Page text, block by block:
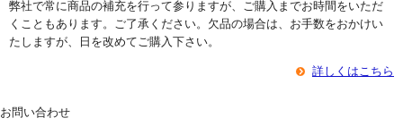
弊社で常に商品の補充を行って参りますが、ご購入までお時間をいただ
くこともあります。ご了承ください。欠品の場合は、お手数をおかけい
たしますが、日を改めてご購入下さい。
詳しくはこちら
お問い合わせ